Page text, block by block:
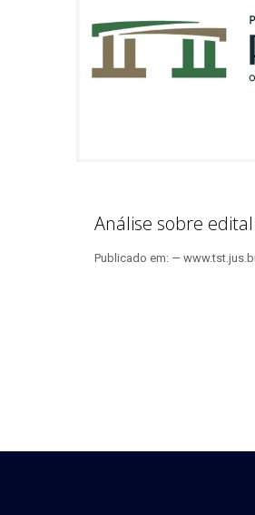
Análise sobre
Publicado em: —